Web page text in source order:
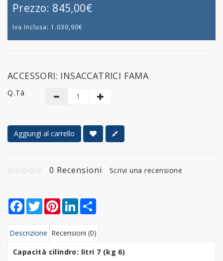
Prezzo: 845,00€
Iva Inclusa: 1.030,90€
ACCESSORI: INSACCATRICI FAMA
Q.tà
Aggiungi al carrello
0 Recensioni Scrivi una recensione
Facebook
TwitterPinterestLinkedIn
Descrizione Recensioni (0)
Capacità cilindro: litri 7 (kg 6)